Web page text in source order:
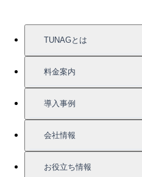
TUNAGとは
TUNAGの特徴
機能一覧
充実したサポート
料金案内
料金案内
導入事例
導入事例
活用方法
会社情報
会社情報
お役立ち情報